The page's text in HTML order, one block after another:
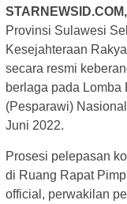
Provinsi Sulawesi
Kesejahteraan
secara resmi
berlaga pada Lomba
(Pesparawi)
Juni 2022.
Prosesi pelepasan
di Ruang Rapat
official, perwakilan